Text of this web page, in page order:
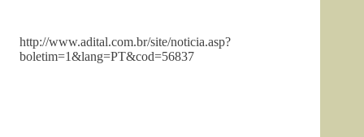
http://www.adital.com.br/site/noticia.asp?
boletim=1&lang=PT&cod=56837